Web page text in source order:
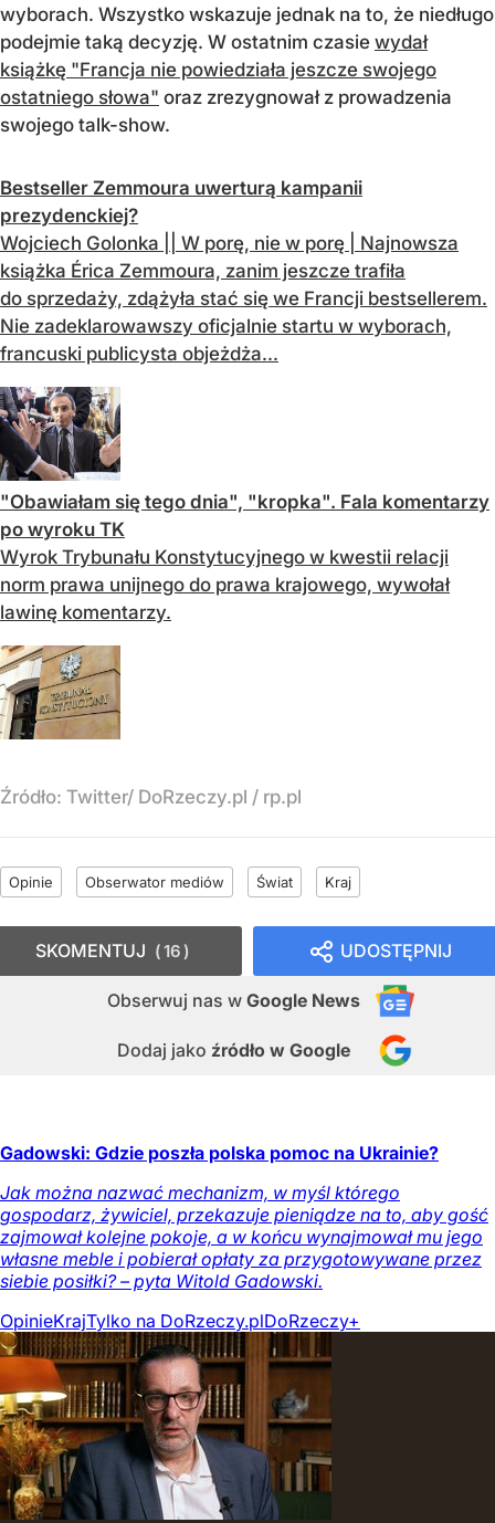
wyborach. Wszystko wskazuje jednak na to, że niedługo
podejmie taką decyzję. W ostatnim czasie wydał
książkę "Francja nie powiedziała jeszcze swojego
ostatniego słowa" oraz zrezygnował z prowadzenia
swojego talk-show.
Bestseller Zemmoura uwerturą kampanii
prezydenckiej?
Wojciech Golonka || W porę, nie w porę | Najnowsza
książka Érica Zemmoura, zanim jeszcze trafiła
do sprzedaży, zdążyła stać się we Francji bestsellerem.
Nie zadeklarowawszy oficjalnie startu w wyborach,
francuski publicysta objeżdża...
"Obawiałam się tego dnia", "kropka". Fala komentarzy
po wyroku TK
Wyrok Trybunału Konstytucyjnego w kwestii relacji
norm prawa unijnego do prawa krajowego, wywołał
lawinę komentarzy.
Źródło: Twitter/ DoRzeczy.pl / rp.pl
Opinie Obserwator mediów Świat Kraj
UDOSTĘPNIJ
Obserwuj nas w Google News
Dodaj jako źródło w Google
SKOMENTUJ 16
Gadowski: Gdzie poszła polska pomoc na Ukrainie?
Jak można nazwać mechanizm, w myśl którego
gospodarz, żywiciel, przekazuje pieniądze na to, aby gość
zajmował kolejne pokoje, a w końcu wynajmował mu jego
własne meble i pobierał opłaty za przygotowywane przez
siebie posiłki? – pyta Witold Gadowski.
OpinieKrajTylko na DoRzeczy.plDoRzeczy+